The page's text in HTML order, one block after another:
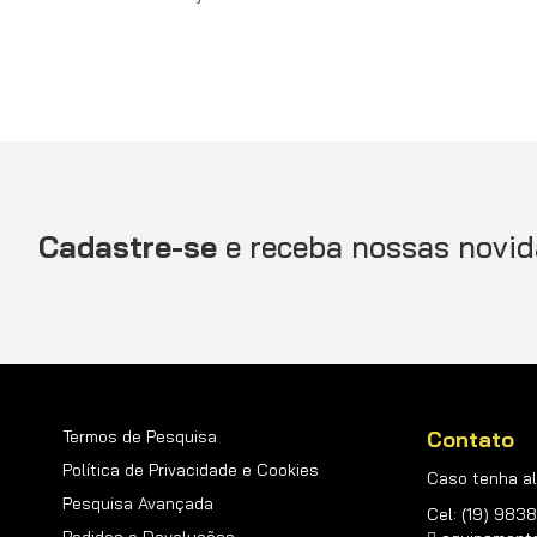
Cadastre-se e receba nossas
Termos de Pesquisa
Política de Privacidade e Cookies
Pesquisa Avançada
Contato
Caso tenha
Cel: (19)